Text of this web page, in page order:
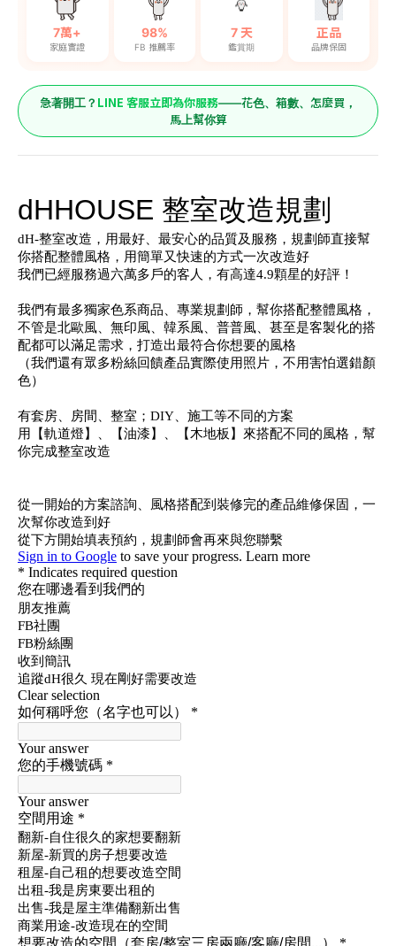
7萬+
家庭實證
98%
FB 推薦率
7 天
鑑賞期
正品
品牌保固
急著開工？ LINE 客服立即為你服務——花色、箱數、怎麼買，
馬上幫你算